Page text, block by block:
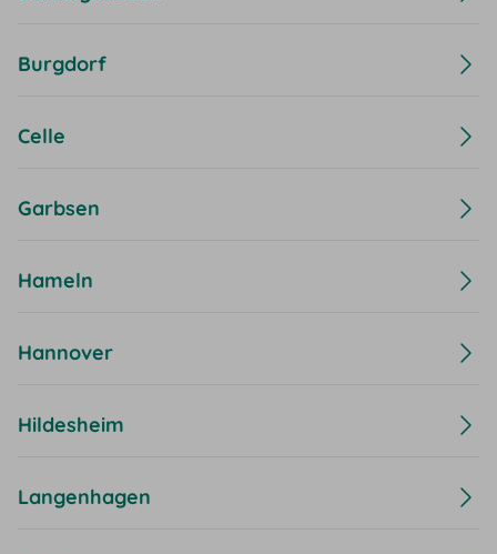
Burgdorf
Celle
Garbsen
Hameln
Hannover
Hildesheim
Langenhagen